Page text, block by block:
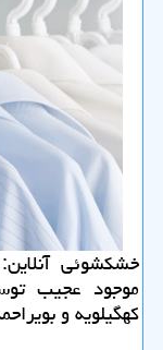
خشكشوئی
موجود عجیب
كهگیلویه و